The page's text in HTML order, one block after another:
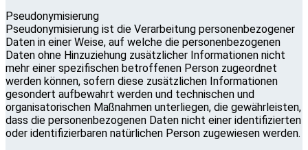
Pseudonymisierung
Pseudonymisierung ist die Verarbeitung personenbezogener
Daten in einer Weise, auf welche die personenbezogenen
Daten ohne Hinzuziehung zusätzlicher Informationen nicht
mehr einer spezifischen betroffenen Person zugeordnet
werden können, sofern diese zusätzlichen Informationen
gesondert aufbewahrt werden und technischen und
organisatorischen Maßnahmen unterliegen, die gewährleisten,
dass die personenbezogenen Daten nicht einer identifizierten
oder identifizierbaren natürlichen Person zugewiesen werden.